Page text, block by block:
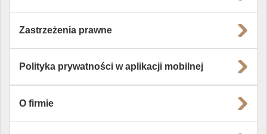
Zastrzeżenia prawne
Polityka prywatności w aplikacji mobilnej
O firmie